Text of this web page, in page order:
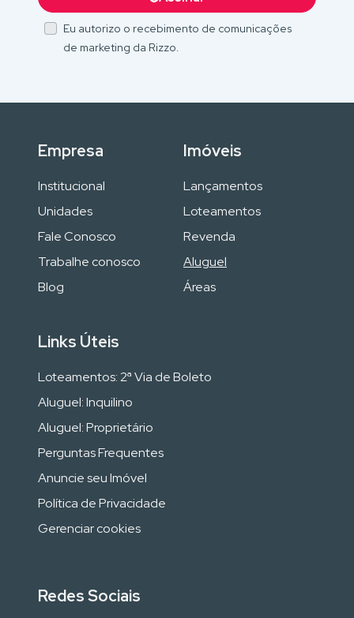
Eu autorizo o recebimento de comunicações
de marketing da Rizzo.
Empresa
Institucional
Unidades
Fale Conosco
Trabalhe conosco
Blog
Imóveis
Lançamentos
Loteamentos
Revenda
Aluguel
Áreas
Links Úteis
Loteamentos: 2ª Via de Boleto
Aluguel: Inquilino
Aluguel: Proprietário
Perguntas Frequentes
Anuncie seu Imóvel
Política de Privacidade
Gerenciar cookies
Redes Sociais